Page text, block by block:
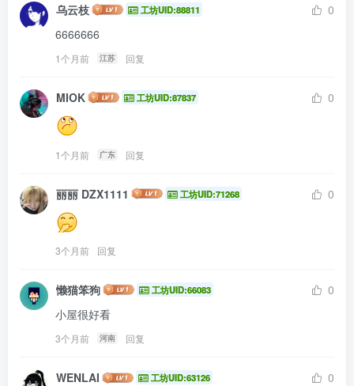
乌云枝 工坊UID:88811
0
6666666
1个月前 江苏 回复
MIOK 工坊UID:87837 0
1个月前 广东 回复
丽丽 DZX1111 工坊UID:71268 0
3个月前 回复
懒猫笨狗 工坊UID:66083
0
小屋很好看
3个月前 河南 回复
WENLAI 工坊UID:63126
0